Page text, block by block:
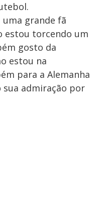
grande fã
estou torcendo um
gosto da
estou na
para a Alemanha
sua admiração por